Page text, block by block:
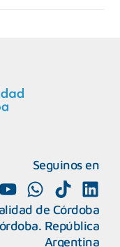
Seguinos en
de Córdoba
República
Argentina